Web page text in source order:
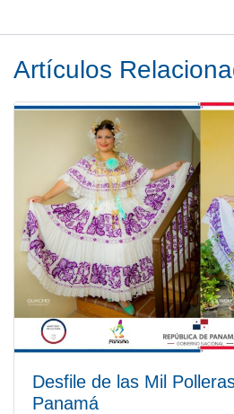
Artículos
Desfile de las Mil
Panamá